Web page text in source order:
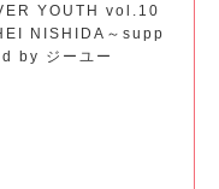
YOUTH vol.10
NISHIDA～supp
by ジーユー